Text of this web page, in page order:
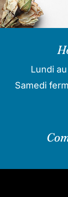
Lundi
Samedi